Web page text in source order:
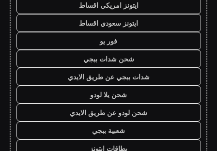
ايتونز امريكي اقساط
ايتونز سعودي اقساط
فور يو
شحن شدات ببجي
شدات ببجي عن طريق الايدي
شحن يلا لودو
شحن لودو عن طريق الايدي
شعبية ببجي
بطاقات ايتونز